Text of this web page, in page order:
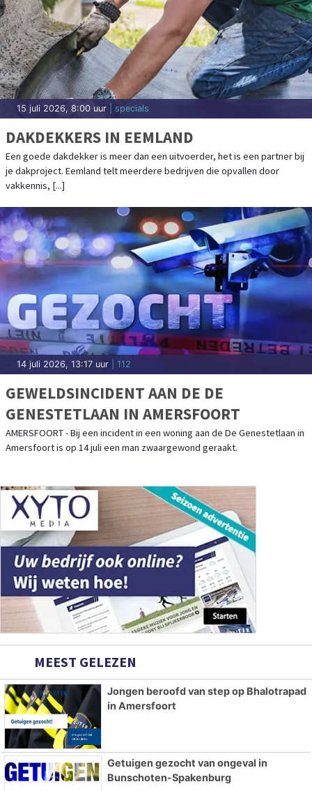
15 juli 2026, 8:00 uur | specials
DAKDEKKERS IN EEMLAND
Een goede dakdekker is meer dan een uitvoerder, het is een partner bij
je dakproject. Eemland telt meerdere bedrijven die opvallen door
vakkennis, [...]
14 juli 2026, 13:17 uur | 112
GEWELDSINCIDENT AAN DE DE
GENESTETLAAN IN AMERSFOORT
AMERSFOORT - Bij een incident in een woning aan de De Genestetlaan in
Amersfoort is op 14 juli een man zwaargewond geraakt.
MEEST GELEZEN
Jongen beroofd van step op Bhalotrapad
in Amersfoort
Getuigen gezocht van ongeval in
Bunschoten-Spakenburg